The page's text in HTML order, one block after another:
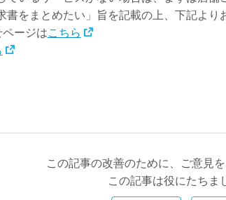
書をまとめたい」旨を記載の上、下記より
ージはこちら
この記事の改善のために、ご意見を
この記事は役にたちま